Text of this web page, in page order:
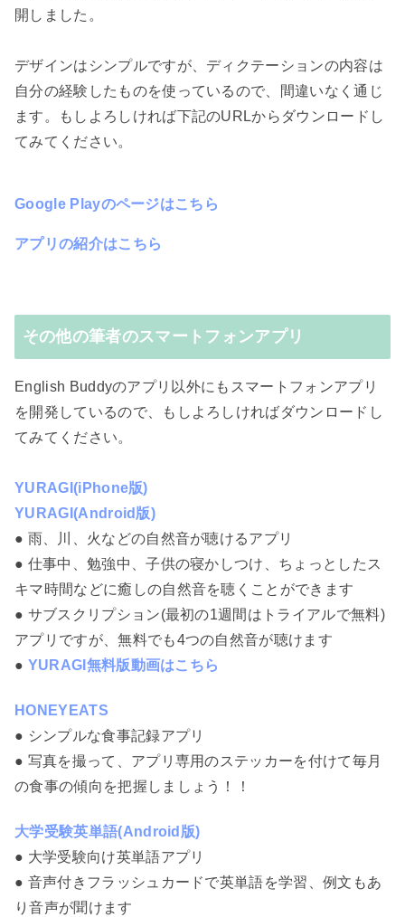
開しました。
デザインはシンプルですが、ディクテーションの内容は
自分の経験したものを使っているので、間違いなく通じ
ます。もしよろしければ下記のURLからダウンロードし
てみてください。
Google Playのページはこちら
アプリの紹介はこちら
その他の筆者のスマートフォンアプリ
English Buddyのアプリ以外にもスマートフォンアプリ
を開発しているので、もしよろしければダウンロードし
てみてください。
YURAGI(iPhone版)
YURAGI(Android版)
● 雨、川、火などの自然音が聴けるアプリ
● 仕事中、勉強中、子供の寝かしつけ、ちょっとしたス
キマ時間などに癒しの自然音を聴くことができます
● サブスクリプション(最初の1週間はトライアルで無料)
アプリですが、無料でも4つの自然音が聴けます
● YURAGI無料版動画はこちら
HONEYEATS
● シンプルな食事記録アプリ
● 写真を撮って、アプリ専用のステッカーを付けて毎月
の食事の傾向を把握しましょう！！
大学受験英単語(Android版)
● 大学受験向け英単語アプリ
● 音声付きフラッシュカードで英単語を学習、例文もあ
り音声が聞けます